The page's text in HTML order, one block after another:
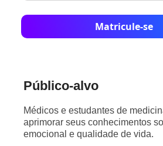
Matricule-se
Público-alvo
Médicos e estudantes de
aprimorar seus conhecimentos
emocional e qualidade de vida.